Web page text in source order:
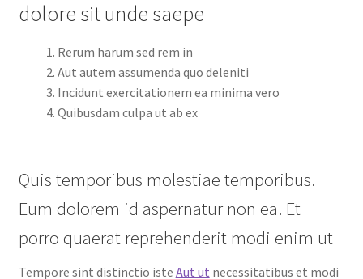
dolore sit unde saepe
Rerum harum sed rem in
Aut autem assumenda quo deleniti
Incidunt exercitationem ea minima vero
Quibusdam culpa ut ab ex
Quis temporibus molestiae temporibus.
Eum dolorem id aspernatur non ea. Et
porro quaerat reprehenderit modi enim ut
Tempore sint distinctio iste Aut ut necessitatibus et modi